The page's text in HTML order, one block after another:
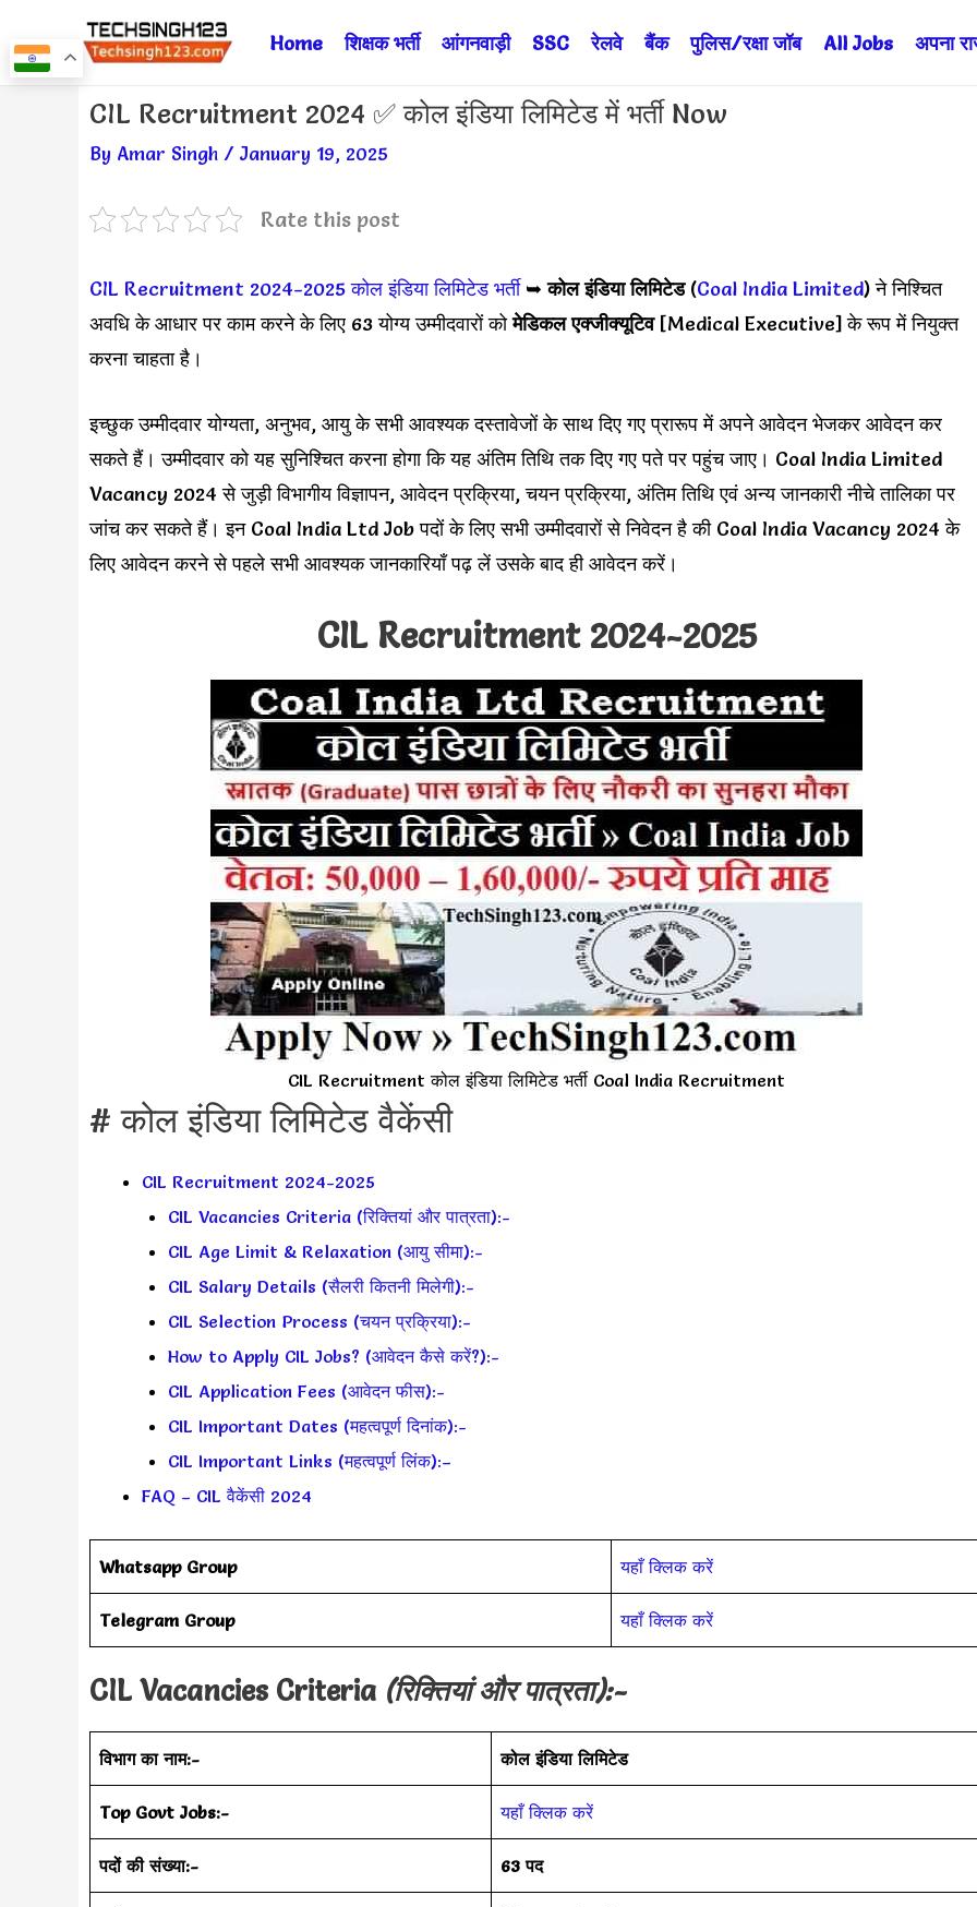
to
Home शिक्षक भर्ती आंगनवाड़ी SSC रेलवे बैंक पुलिस/रक्षा जॉब All Jobs अपना
CIL Recruitment 2024 ✅ कोल इंडिया लिमिटेड में भर्ती Now
By Amar Singh / January 19, 2025
Rate this post
CIL Recruitment 2024-2025 कोल इंडिया लिमिटेड भर्ती ➥कोल इंडिया लिमिटेड(Coal India Limited) ने निश्चित
अवधि के आधार पर काम करने के लिए 63 योग्य उम्मीदवारों कोमेडिकल एक्जीक्यूटिव[Medical Executive] के रूप में नियुक्त
करना चाहता है।
इच्छुक उम्मीदवार योग्यता, अनुभव, आयु के सभी आवश्यक दस्तावेजों के साथ दिए गए प्रारूप में अपने आवेदन भेजकर आवेदन कर
सकते हैं। उम्मीदवार को यह सुनिश्चित करना होगा कि यह अंतिम तिथि तक दिए गए पते पर पहुंच जाए। Coal India Limited
Vacancy 2024 से जुड़ी विभागीय विज्ञापन, आवेदन प्रक्रिया, चयन प्रक्रिया, अंतिम तिथि एवं अन्य जानकारी नीचे तालिका पर
जांच कर सकते हैं। इन Coal India Ltd Job पदों के लिए सभी उम्मीदवारों से निवेदन है की Coal India Vacancy 2024 के
लिए आवेदन करने से पहले सभी आवश्यक जानकारियाँ पढ़ लें उसके बाद ही आवेदन करें।
CIL Recruitment 2024-2025
CIL Recruitment कोल इंडिया लिमिटेड भर्ती Coal India Recruitment
# कोल इंडिया लिमिटेड वैकेंसी
CIL Recruitment 2024-2025
CIL Vacancies Criteria (रिक्तियां और पात्रता):-
CIL Age Limit & Relaxation (आयु सीमा):-
CIL Salary Details (सैलरी कितनी मिलेगी):-
CIL Selection Process (चयन प्रक्रिया):-
How to Apply CIL Jobs? (आवेदन कैसे करें?):-
CIL Application Fees (आवेदन फीस):-
CIL Important Dates (महत्वपूर्ण दिनांक):-
CIL Important Links (महत्वपूर्ण लिंक):–
FAQ – CIL वैकेंसी 2024
Whatsapp Group यहाँ क्लिक करें
Telegram Group यहाँ क्लिक करें
CIL Vacancies Criteria (रिक्तियां और पात्रता):-
विभाग का नाम:- कोल इंडिया लिमिटेड
Top Govt Jobs:- यहाँ क्लिक करें
पदों की संख्या:- 63 पद
Post